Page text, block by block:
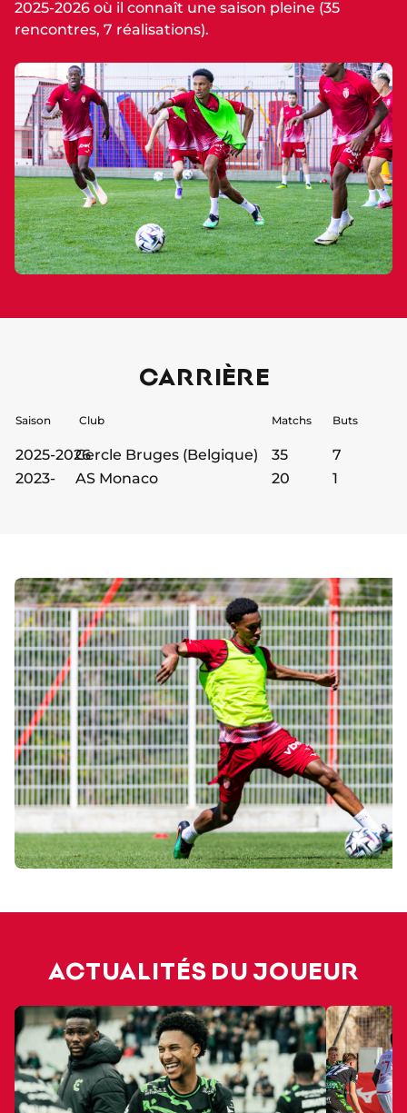
2025-2026 où il connaît une saison pleine (35
rencontres, 7 réalisations).
CARRIÈRE
Saison Club Matchs Buts
2025-2026Cercle Bruges (Belgique) 35
7
2023-
AS Monaco 20 1
ACTUALITÉS DU JOUEUR